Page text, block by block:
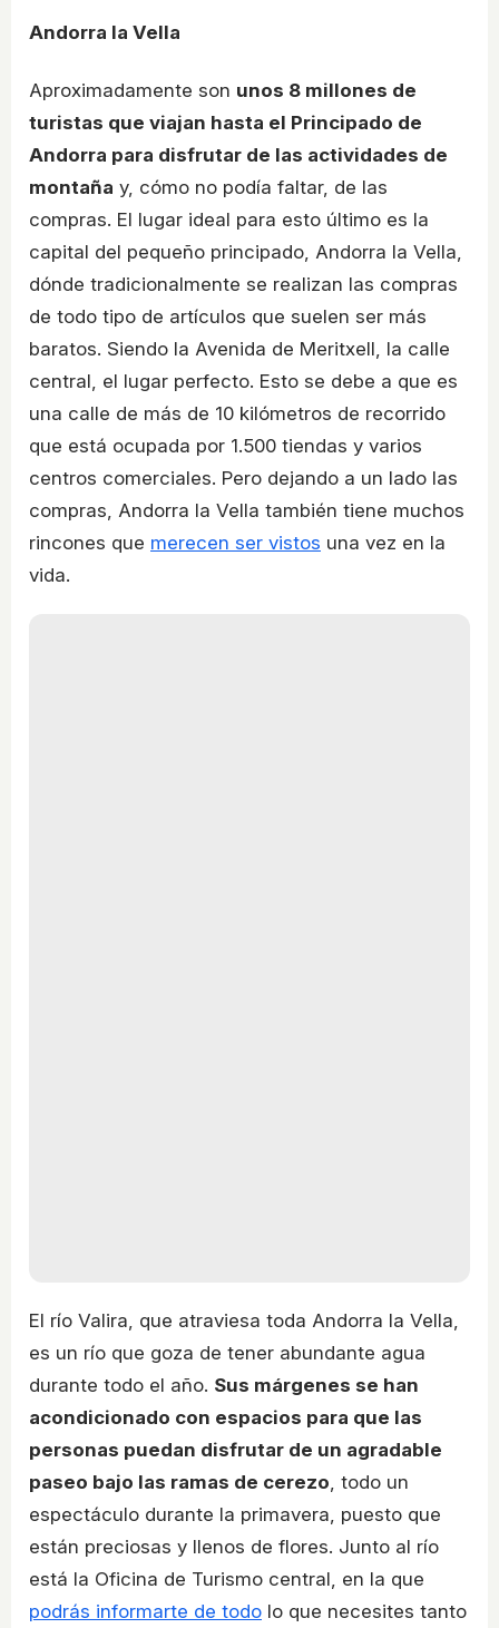
Andorra la Vella
Aproximadamente son unos 8 millones de
turistas que viajan hasta el Principado de
Andorra para disfrutar de las actividades de
montaña y, cómo no podía faltar, de las
compras. El lugar ideal para esto último es la
capital del pequeño principado, Andorra la Vella,
dónde tradicionalmente se realizan las compras
de todo tipo de artículos que suelen ser más
baratos. Siendo la Avenida de Meritxell, la calle
central, el lugar perfecto. Esto se debe a que es
una calle de más de 10 kilómetros de recorrido
que está ocupada por 1.500 tiendas y varios
centros comerciales. Pero dejando a un lado las
compras, Andorra la Vella también tiene muchos
rincones que merecen ser vistos una vez en la
vida.
El río Valira, que atraviesa toda Andorra la Vella,
es un río que goza de tener abundante agua
durante todo el año. Sus márgenes se han
acondicionado con espacios para que las
personas puedan disfrutar de un agradable
paseo bajo las ramas de cerezo , todo un
espectáculo durante la primavera, puesto que
están preciosas y llenos de flores. Junto al río
está la Oficina de Turismo central, en la que
podrás informarte de todo lo que necesites tanto